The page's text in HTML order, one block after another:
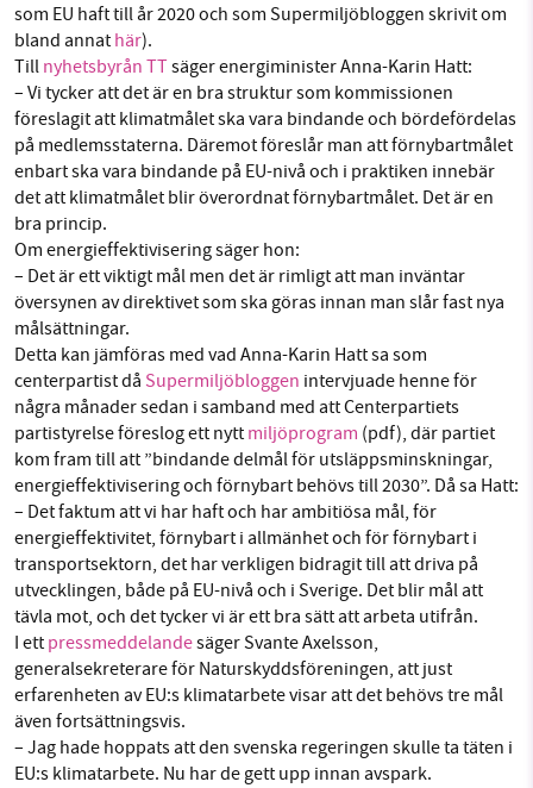
som EU haft till år 2020 och som Supermiljöbloggen skrivit om
bland annat här).
Till nyhetsbyrån TTsäger energiminister Anna-Karin Hatt:
– Vi tycker att det är en bra struktur som kommissionen
föreslagit att klimatmålet ska vara bindande och bördefördelas
på medlemsstaterna. Däremot föreslår man att förnybartmålet
enbart ska vara bindande på EU-nivå och i praktiken innebär
det att klimatmålet blir överordnat förnybartmålet. Det är en
bra princip.
Om energieffektivisering säger hon:
– Det är ett viktigt mål men det är rimligt att man inväntar
översynen av direktivet som ska göras innan man slår fast nya
målsättningar.
Detta kan jämföras med vad Anna-Karin Hatt sa som
centerpartist då Supermiljöbloggen intervjuade henne för
några månader sedan i samband med att Centerpartiets
partistyrelse föreslog ett nytt miljöprogram (pdf), där partiet
kom fram till att ”bindande delmål för utsläppsminskningar,
energieffektivisering och förnybart behövs till 2030”. Då sa Hatt:
– Det faktum att vi har haft och har ambitiösa mål, för
energieffektivitet, förnybart i allmänhet och för förnybart i
transportsektorn, det har verkligen bidragit till att driva på
utvecklingen, både på EU-nivå och i Sverige. Det blir mål att
tävla mot, och det tycker vi är ett bra sätt att arbeta utifrån.
I ett pressmeddelandesäger Svante Axelsson,
generalsekreterare för Naturskyddsföreningen, att just
erfarenheten av EU:s klimatarbete visar att det behövs tre mål
även fortsättningsvis.
– Jag hade hoppats att den svenska regeringen skulle ta täten i
EU:s klimatarbete. Nu har de gett upp innan avspark.